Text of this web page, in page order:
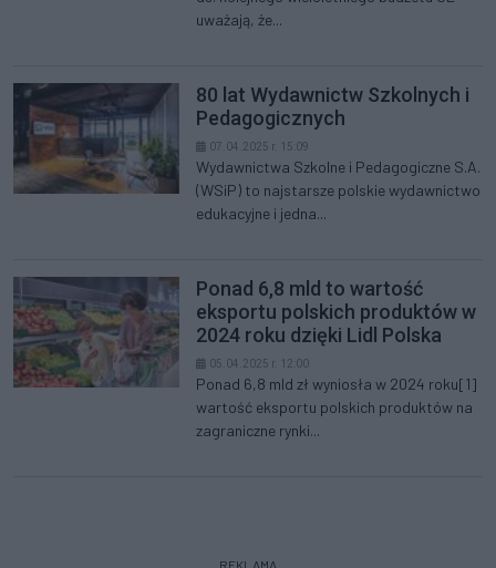
uważają, że...
80 lat Wydawnictw Szkolnych i
Pedagogicznych
07.04.2025 r. 15:09
Wydawnictwa Szkolne i Pedagogiczne S.A.
(WSiP) to najstarsze polskie wydawnictwo
edukacyjne i jedna...
Ponad 6,8 mld to wartość
eksportu polskich produktów w
2024 roku dzięki Lidl Polska
05.04.2025 r. 12:00
Ponad 6,8 mld zł wyniosła w 2024 roku[1]
wartość eksportu polskich produktów na
zagraniczne rynki...
REKLAMA